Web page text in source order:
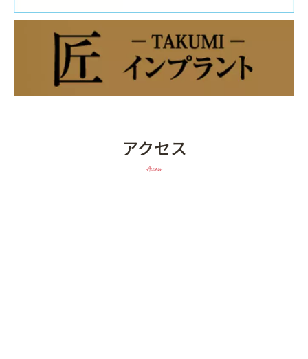
アクセス
Access